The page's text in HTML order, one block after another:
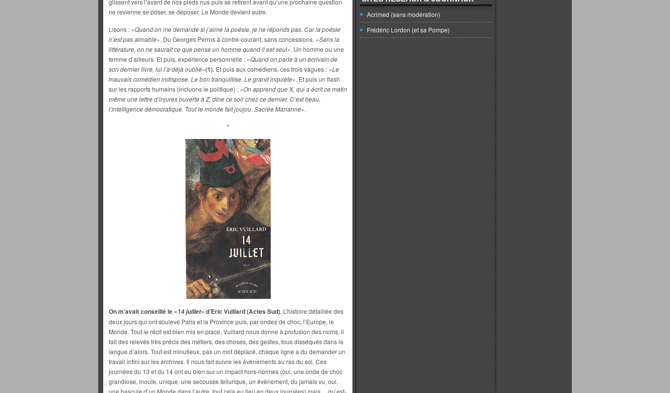
glissent vers l’avant de nos pieds nus puis se retirent avant qu’une prochaine question
ne revienne se poser, se déposer. Le Monde devient autre.
Lisons : «Quand on me demande si j’aime la poésie, je ne réponds pas. Car la poésie
n’est pas aimable». Du Georges Perros à contre-courant, sans concessions. «Sans la
littérature, on ne saurait ce que pense un homme quand il est seul». Un homme ou une
femme d’ailleurs. Et puis, expérience personnelle : «Quand on parle à un écrivain de
son dernier livre, lui l’a déjà oublié»(1). Et puis aux comédiens, ces trois vagues : «Le
mauvais comédien indispose. Le bon tranquillise. Le grand inquiète». Et puis un flash
sur les rapports humains (incluons le politique) : «On apprend que X, qui a écrit ce matin
même une lettre d’injures ouverte à Z, dîne ce soir chez ce dernier. C’est beau,
l’intelligence démocratique. Tout le monde fait joujou. Sacrée Marianne».
*
On m’avait conseillé le «14 juillet» d’Eric Vuillard (Actes Sud). L’histoire détaillée des
deux jours qui ont soulevé Paris et la Province puis, par ondes de choc, l’Europe, le
Monde. Tout le récit est bien mis en place, Vuillard nous donne à profusion des noms, il
fait des relevés très précis des métiers, des choses, des gestes, tous disséqués dans la
langue d’alors. Tout est minutieux, pas un mot déplacé, chaque ligne a du demander un
travail infini sur les archives. Il nous fait suivre les évènements au ras du sol. Ces
journées du 13 et du 14 ont eu bien sur un impact hors-normes (oui, une onde de choc
grandiose, inouïe, unique, une secousse tellurique, un évènement, du jamais vu, oui,
Acrimed (sans modération)
Frédéric Lordon (et sa Pompe)